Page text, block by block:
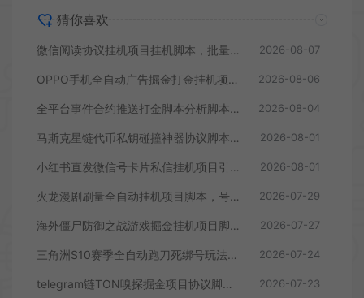
猜你喜欢
微信阅读协议挂机项目挂机脚本，批量矩阵挂机，单号一天5+ 2026-08-07
OPPO手机全自动广告掘金打金挂机项目挂机脚本，单机一天9+可批量放大 2026-08-06
全平台事件合约推送打金脚本分析脚本，号称胜率百分之90以上 2026-08-04
马斯克星链代币私钥碰撞神器协议脚本，号称单窗口收入四位数 2026-08-01
小红书直发微信号卡片私信挂机项目引流脚本，有效触达微信不检测不封号 2026-08-01
火龙漫剧刷量全自动挂机项目脚本，号称单号爆火日入100+ 2026-07-29
海外僵尸防御之战游戏掘金挂机项目脚本，单机一天150+ 2026-07-27
三角洲S10赛季全自动跑刀死绑号玩法全自动搬砖挂机项目挂机脚本，单窗口30+ 2026-07-24
telegram链TON嗅探掘金项目协议脚本，号称月入四位数 2026-07-23